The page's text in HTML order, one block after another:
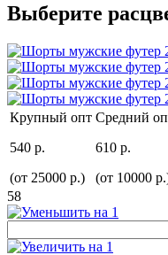
Выберите
Крупный опт
540 р.
(от 25000 р.)
Средний
610 р.
(от 10000
58